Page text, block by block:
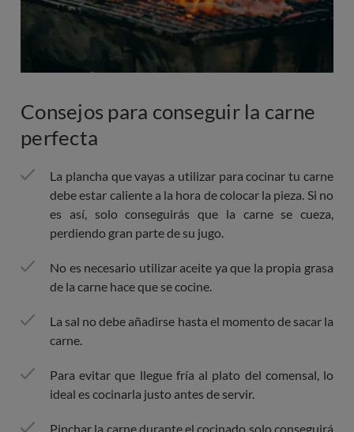
Consejos para conseguir la carne
perfecta
La plancha que vayas a utilizar para cocinar tu carne
debe estar caliente a la hora de colocar la pieza. Si no
es así, solo conseguirás que la carne se cueza,
perdiendo gran parte de su jugo.
No es necesario utilizar aceite ya que la propia grasa
de la carne hace que se cocine.
La sal no debe añadirse hasta el momento de sacar la
carne.
Para evitar que llegue fría al plato del comensal, lo
ideal es cocinarla justo antes de servir.
Pinchar la carne durante el cocinado solo conseguirá